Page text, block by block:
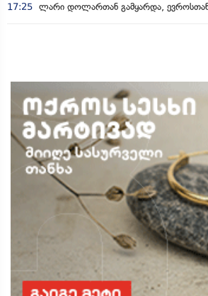
17:25 ლარი დოლართან გამყარდა,